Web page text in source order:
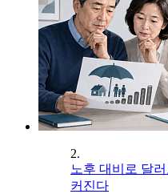
2.
노후 대비로 달
커진다